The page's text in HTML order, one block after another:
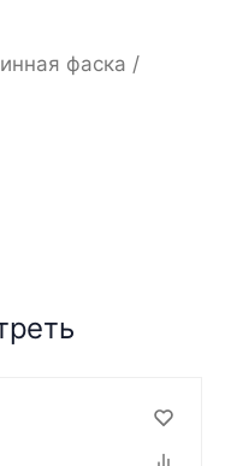
фаска /